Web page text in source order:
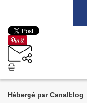
Hébergé par Canalblog